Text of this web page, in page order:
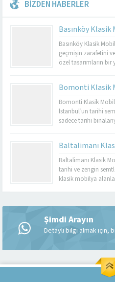
BİZDEN HABERLER
Basınköy Klasik
Basınköy Klasik
geçmişin zarafetini
özel tasarımların bir
mobilya alan yerler,
değerlendirmek
seçenektir. Eğer siz
Bomonti Klasik
Bomonti Klasik
İstanbul’un tarihi
sadece tarihi
bir semt olup, bu
için birçok seçenek
mobilya...
Baltalimanı
Baltalimanı Klasik
tarihi ve zengin
klasik mobilya
mobilya ürünlerini
mağazaya ev
Baltalimanı klasik
Şimdi Arayın
Detaylı bilgi almak için,